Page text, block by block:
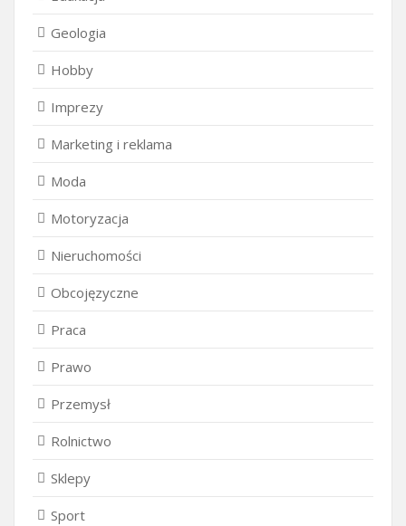
Geologia
Hobby
Imprezy
Marketing i reklama
Moda
Motoryzacja
Nieruchomości
Obcojęzyczne
Praca
Prawo
Przemysł
Rolnictwo
Sklepy
Sport